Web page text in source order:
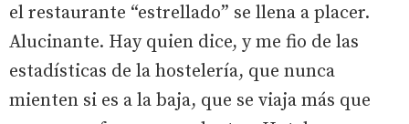
el restaurante “estrellado” se llena a placer.
Alucinante. Hay quien dice, y me fio de las
estadísticas de la hostelería, que nunca
mienten si es a la baja, que se viaja más que